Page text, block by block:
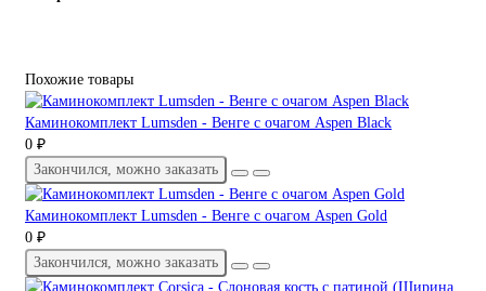
Похожие товары
Каминокомплект Lumsden - Венге с очагом Aspen Black
0 ₽
Закончился, можно заказать
Каминокомплект Lumsden - Венге с очагом Aspen Gold
0 ₽
Закончился, можно заказать